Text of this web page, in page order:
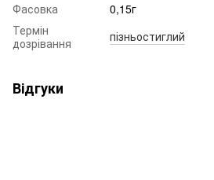
Фасовка
0,15г
Термін
дозрівання
пізньостиглий
Відгуки